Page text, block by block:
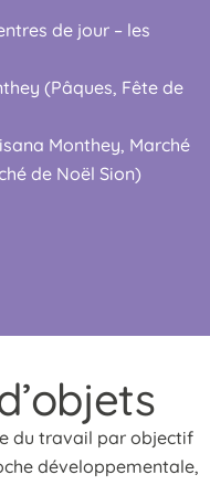
de jour – les
(Pâques, Fête de
Monthey, Marché
de Noël Sion)
du travail par objectif
développementale,